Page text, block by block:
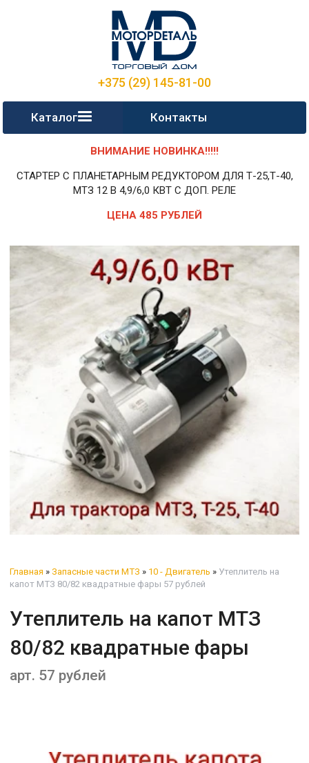
+375 (29) 145-81-00
Каталог Контакты
ВНИМАНИЕ НОВИНКА!!!!!
СТАРТЕР С ПЛАНЕТАРНЫМ РЕДУКТОРОМ ДЛЯ Т-25,Т-40,
МТЗ 12 В 4,9/6,0 КВТ С ДОП. РЕЛЕ
ЦЕНА 485 РУБЛЕЙ
Главная » Запасные части МТЗ » 10 - Двигатель » Утеплитель на
капот МТЗ 80/82 квадратные фары 57 рублей
Утеплитель на капот МТЗ
80/82 квадратные фары
арт. 57 рублей